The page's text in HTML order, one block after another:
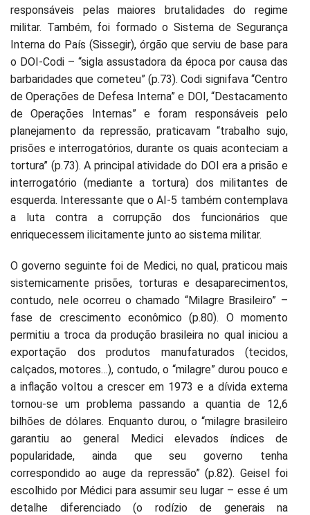
responsáveis pelas maiores brutalidades do regime
militar. Também, foi formado o Sistema de Segurança
Interna do País (Sissegir), órgão que serviu de base para
o DOI-Codi – “sigla assustadora da época por causa das
barbaridades que cometeu” (p.73). Codi signifava “Centro
de Operações de Defesa Interna” e DOI, “Destacamento
de Operações Internas” e foram responsáveis pelo
planejamento da repressão, praticavam “trabalho sujo,
prisões e interrogatórios, durante os quais aconteciam a
tortura” (p.73). A principal atividade do DOI era a prisão e
interrogatório (mediante a tortura) dos militantes de
esquerda. Interessante que o AI-5 também contemplava
a luta contra a corrupção dos funcionários que
enriquecessem ilicitamente junto ao sistema militar.
O governo seguinte foi de Medici, no qual, praticou mais
sistemicamente prisões, torturas e desaparecimentos,
contudo, nele ocorreu o chamado “Milagre Brasileiro” –
fase de crescimento econômico (p.80). O momento
permitiu a troca da produção brasileira no qual iniciou a
exportação dos produtos manufaturados (tecidos,
calçados, motores…), contudo, o “milagre” durou pouco e
a inflação voltou a crescer em 1973 e a dívida externa
tornou-se um problema passando a quantia de 12,6
bilhões de dólares. Enquanto durou, o “milagre brasileiro
garantiu ao general Medici elevados índices de
popularidade, ainda que seu governo tenha
correspondido ao auge da repressão” (p.82). Geisel foi
escolhido por Médici para assumir seu lugar – esse é um
detalhe diferenciado (o rodízio de generais na